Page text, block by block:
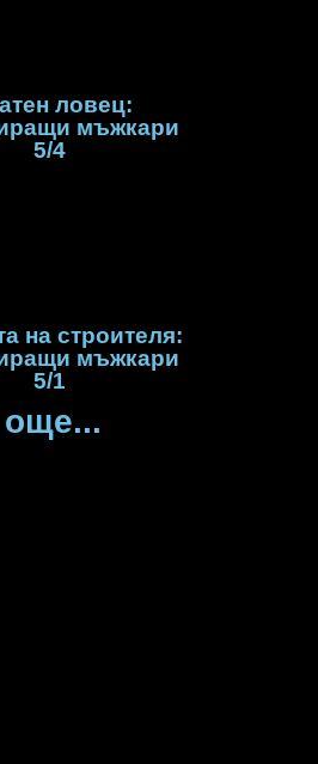
ловец:
мъжкари
5/4
на строителя:
мъжкари
5/1
още...